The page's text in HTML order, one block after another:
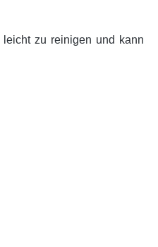
zu reinigen und kann